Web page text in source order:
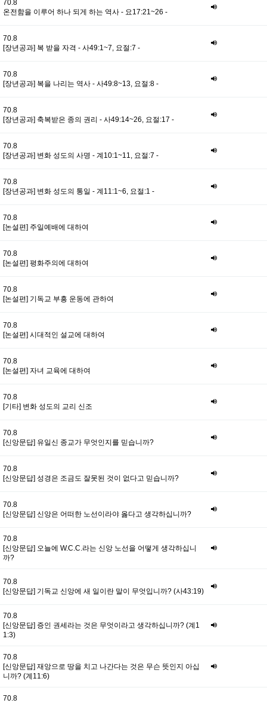
70.8
온전함을 이루어 하나 되게 하는 역사 - 요17:21~26 -
70.8
[장년공과] 복 받을 자격 - 사49:1~7, 요절:7 -
70.8
[장년공과] 복을 나리는 역사 - 사49:8~13, 요절:8 -
70.8
[장년공과] 축복받은 종의 권리 - 사49:14~26, 요절:17 -
70.8
[장년공과] 변화 성도의 사명 - 계10:1~11, 요절:7 -
70.8
[장년공과] 변화 성도의 통일 - 계11:1~6, 요절:1 -
70.8
[논설편] 주일예배에 대하여
70.8
[논설편] 평화주의에 대하여
70.8
[논설편] 기독교 부흥 운동에 관하여
70.8
[논설편] 시대적인 설교에 대하여
70.8
[논설편] 자녀 교육에 대하여
70.8
[기타] 변화 성도의 교리 신조
70.8
[신앙문답] 유일신 종교가 무엇인지를 믿습니까?
70.8
[신앙문답] 성경은 조금도 잘못된 것이 없다고 믿습니까?
70.8
[신앙문답] 신앙은 어떠한 노선이라야 옳다고 생각하십니까?
70.8
[신앙문답] 오늘에 W.C.C.라는 신앙 노선을 어떻게 생각하십니
까?
70.8
[신앙문답] 기독교 신앙에 새 일이란 말이 무엇입니까? (사43:19)
70.8
[신앙문답] 증인 권세라는 것은 무엇이라고 생각하십니까? (계1
1:3)
70.8
[신앙문답] 재앙으로 땅을 치고 나간다는 것은 무슨 뜻인지 아십
니까? (계11:6)
70.8